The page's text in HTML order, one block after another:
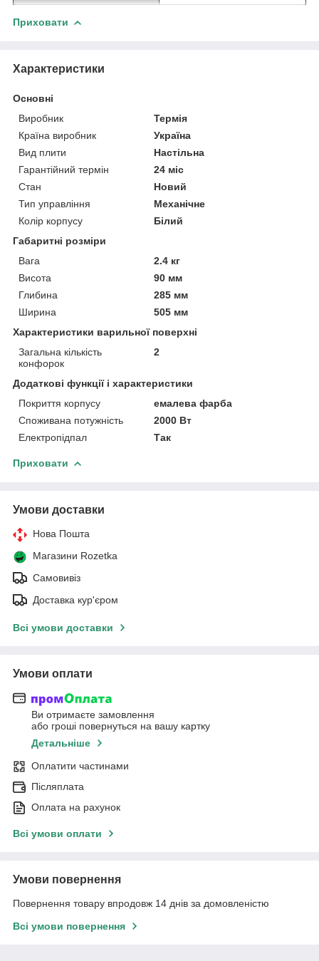
Приховати
Характеристики
Основні
Виробник
Термія
Країна виробник
Україна
Вид плити
Настільна
Гарантійний термін
24 міс
Стан
Новий
Тип управління
Механічне
Колір корпусу
Білий
Габаритні розміри
Вага
2.4 кг
Висота
90 мм
Глибина
285 мм
Ширина
505 мм
Характеристики варильної поверхні
Загальна кількість
конфорок
2
Додаткові функції і характеристики
Покриття корпусу
емалева фарба
Споживана потужність
2000 Вт
Електропідпал
Так
Приховати
Умови доставки
Нова Пошта
Магазини Rozetka
Самовивіз
Доставка кур'єром
Всі умови доставки
Умови оплати
Ви отримаєте замовлення
або гроші повернуться на вашу картку
Детальніше
Оплатити частинами
Післяплата
Оплата на рахунок
Всі умови оплати
Умови повернення
Повернення товару впродовж 14 днів за домовленістю
Всі умови повернення